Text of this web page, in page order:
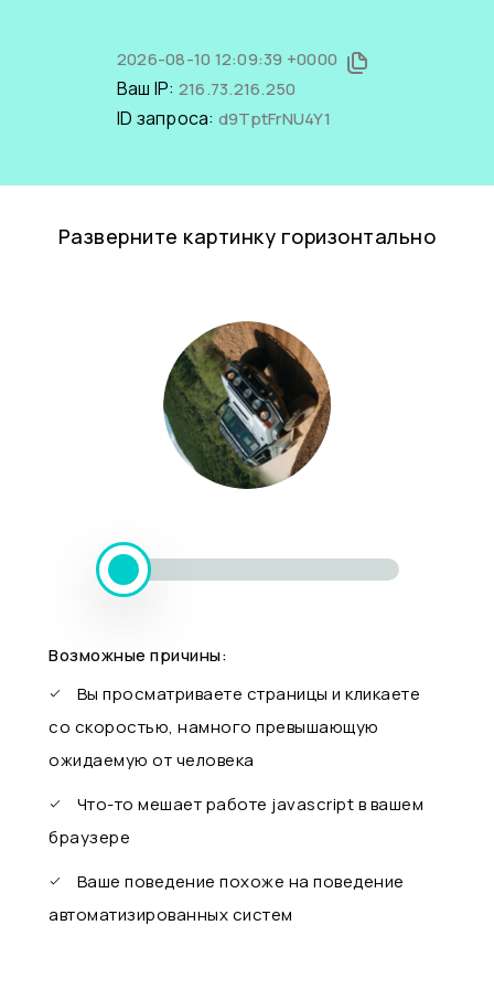
2026-08-10 12:09:39 +0000
Ваш IP: 216.73.216.250
ID запроса: d9TptFrNU4Y1
Разверните картинку горизонтально
Возможные причины:
Вы просматриваете страницы и кликаете
со скоростью, намного превышающую
ожидаемую от человека
Что-то мешает работе javascript в вашем
браузере
Ваше поведение похоже на поведение
автоматизированных систем